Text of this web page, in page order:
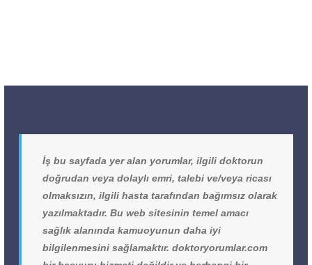
İş bu sayfada yer alan yorumlar, ilgili doktorun
doğrudan veya dolaylı emri, talebi ve/veya ricası
olmaksızın, ilgili hasta tarafından bağımsız olarak
yazılmaktadır. Bu web sitesinin temel amacı
sağlık alanında kamuoyunun daha iyi
bilgilenmesini sağlamaktır. doktoryorumlar.com